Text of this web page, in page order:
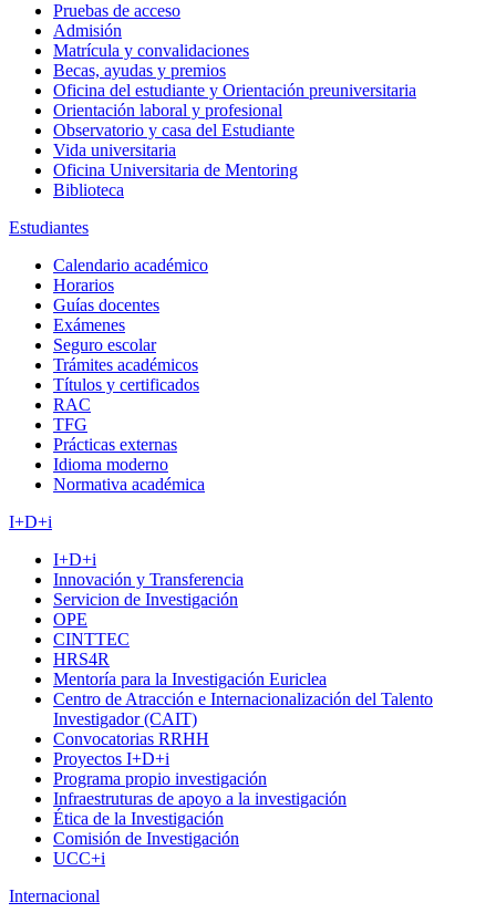
Pruebas de acceso
Admisión
Matrícula y convalidaciones
Becas, ayudas y premios
Oficina del estudiante y Orientación preuniversitaria
Orientación laboral y profesional
Observatorio y casa del Estudiante
Vida universitaria
Oficina Universitaria de Mentoring
Biblioteca
Estudiantes
Calendario académico
Horarios
Guías docentes
Exámenes
Seguro escolar
Trámites académicos
Títulos y certificados
RAC
TFG
Prácticas externas
Idioma moderno
Normativa académica
I+D+i
I+D+i
Innovación y Transferencia
Servicion de Investigación
OPE
CINTTEC
HRS4R
Mentoría para la Investigación Euriclea
Centro de Atracción e Internacionalización del Talento
Investigador (CAIT)
Convocatorias RRHH
Proyectos I+D+i
Programa propio investigación
Infraestruturas de apoyo a la investigación
Ética de la Investigación
Comisión de Investigación
UCC+i
Internacional